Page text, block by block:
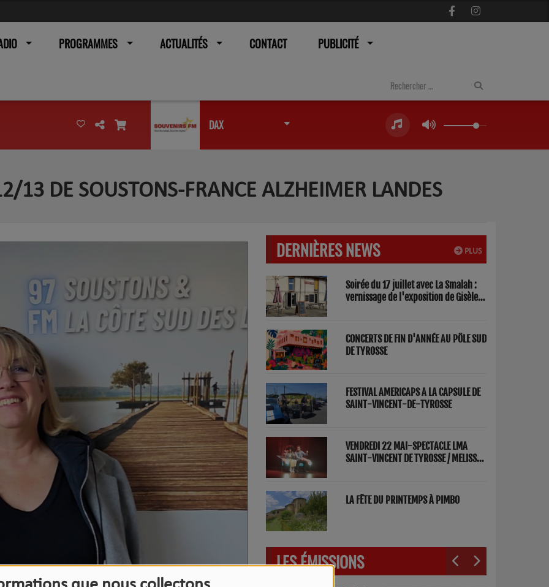
PROGRAMMES ACTUALITÉS CONTACT PUBLICITÉ
DAX
13 DE SOUSTONS-FRANCE ALZHEIMER LANDES
PLUS
DERNIÈRES NEWS
Soirée du 17 juillet avec La Smalah :
vernissage de l'exposition de Gisèle
CONCERTS DE FIN D'ANNÉE AU PÔLE SUD
DE TYROSSE
FESTIVAL AMERICAPS A LA CAPSULE DE
SAINT-VINCENT-DE-TYROSSE
VENDREDI 22 MAI-SPECTACLE LMA
SAINT-VINCENT DE TYROSSE / MELISSA
LA FÊTE DU PRINTEMPS À PIMBO
LES ÉMISSIONS